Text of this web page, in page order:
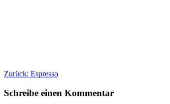
Beitragsnavigation
Zurück: Vorheriger
Espresso
Schreibe einen Kommentar